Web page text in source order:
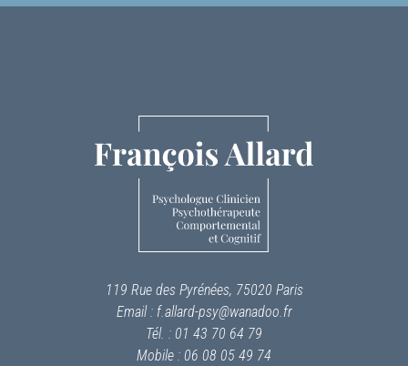
119 Rue des Pyrénées, 75020 Paris
Email : f.allard-psy@wanadoo.fr
Tél. : 01 43 70 64 79
Mobile : 06 08 05 49 74